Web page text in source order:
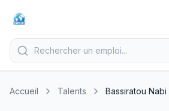
Accueil Talents Bassiratou Nabi